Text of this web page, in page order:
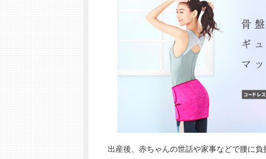
出産後、赤ちゃんの世話や家事などで腰に